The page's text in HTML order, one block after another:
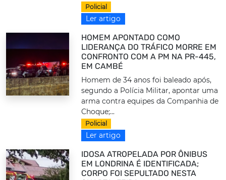
Policial
Ler artigo
HOMEM APONTADO COMO
LIDERANÇA DO TRÁFICO MORRE EM
CONFRONTO COM A PM NA PR-445,
EM CAMBÉ
Homem de 34 anos foi baleado após,
segundo a Polícia Militar, apontar uma
arma contra equipes da Companhia de
Choque;...
Policial
Ler artigo
IDOSA ATROPELADA POR ÔNIBUS
EM LONDRINA É IDENTIFICADA;
CORPO FOI SEPULTADO NESTA